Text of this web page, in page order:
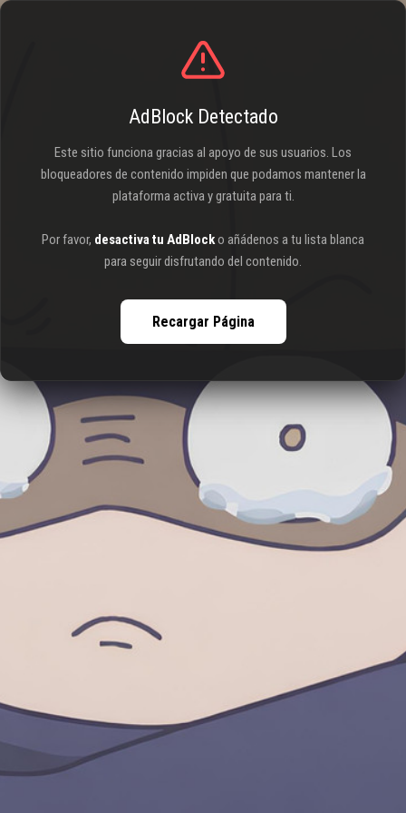
AdBlock Detectado
Este sitio funciona gracias al apoyo de sus usuarios. Los
bloqueadores de contenido impiden que podamos mantener la
plataforma activa y gratuita para ti.
Por favor, desactiva tu AdBlocko añádenos a tu lista blanca
para seguir disfrutando del contenido.
Recargar Página